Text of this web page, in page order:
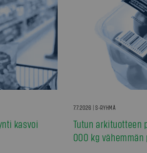
kasvoi
7.7.2026 | S-RYHMÄ
Tutun arkituotteen
000 kg vähemmän